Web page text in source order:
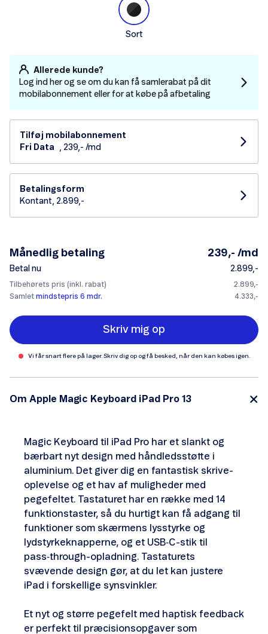
Sort
Allerede kunde?
Log ind her og se om du kan få samlerabat på dit
mobilabonnement eller for at købe på afbetaling
Tilføj mobilabonnement
Fri Data
, 239,- /md
Betalingsform
Kontant, 2.899,-
Månedlig betaling 239,- /md
Betal nu 2.899,-
Tilbehørets pris (inkl. rabat)
2.899,-
Samlet mindstepris 6 mdr. 4.333,-
Skriv mig op
Vi får snart flere på lager. Skriv dig op og få besked, når den kan købes igen.
Om Apple Magic Keyboard iPad Pro 13
Magic Keyboard til iPad Pro har et slankt og
bærbart nyt design med håndleds­støtte i
aluminium. Det giver dig en fantastisk skrive­
oplevelse og et hav af muligheder med
pegefeltet. Tastaturet har en række med 14
funktions­taster, så du hurtigt kan få adgang til
funktioner som skærmens lysstyrke og
lydstyrke­knapperne, og et USB‑C-stik til
pass‑through-opladning. Tastaturets
svævende design gør, at du let kan justere
iPad i forskellige synsvinkler.
Et nyt og større pegefelt med haptisk feedback
er perfekt til præcisions­opgaver som